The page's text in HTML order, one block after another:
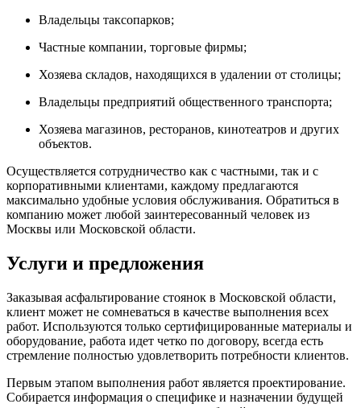
Владельцы таксопарков;
Частные компании, торговые фирмы;
Хозяева складов, находящихся в удалении от столицы;
Владельцы предприятий общественного транспорта;
Хозяева магазинов, ресторанов, кинотеатров и других
объектов.
Осуществляется сотрудничество как с частными, так и с
корпоративными клиентами, каждому предлагаются
максимально удобные условия обслуживания. Обратиться в
компанию может любой заинтересованный человек из
Москвы или Московской области.
Услуги и предложения
Заказывая асфальтирование стоянок в Московской области,
клиент может не сомневаться в качестве выполнения всех
работ. Используются только сертифицированные материалы и
оборудование, работа идет четко по договору, всегда есть
стремление полностью удовлетворить потребности клиентов.
Первым этапом выполнения работ является проектирование.
Собирается информация о специфике и назначении будущей